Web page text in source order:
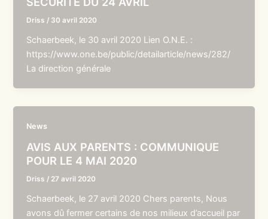
Driss / 30 avril 2020
Schaerbeek, le 30 avril 2020 Lien O.N.E. :
https://www.one.be/public/detailarticle/news/282/
La direction générale
News
AVIS AUX PARENTS : COMMUNIQUE
POUR LE 4 MAI 2020
Driss / 27 avril 2020
Schaerbeek, le 27 avril 2020 Chers parents, Nous
avons dû fermer certains de nos milieux d’accueil par